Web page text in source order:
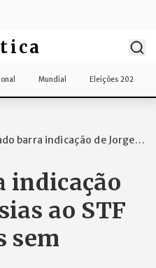
Mundial Eleições 2026
barra indicação de Jorge
indicação
ao STF
sem